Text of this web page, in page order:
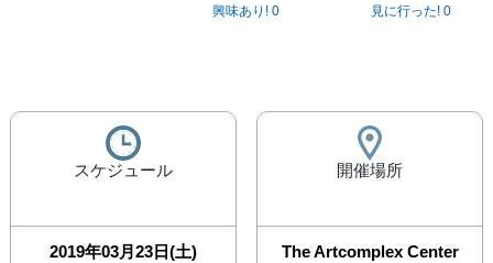
興味あり! 0 見に行った! 0
スケジュール
2019年03月23日(土)
開催場所
The Artcomplex Center